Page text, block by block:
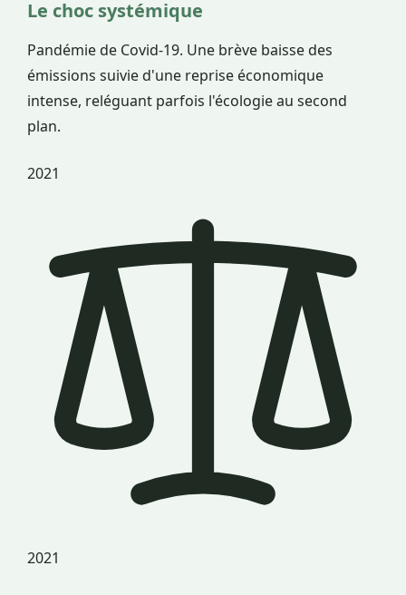
Le choc systémique
Pandémie de Covid-19. Une brève baisse des
émissions suivie d'une reprise économique
intense, reléguant parfois l'écologie au second
plan.
2021
2021